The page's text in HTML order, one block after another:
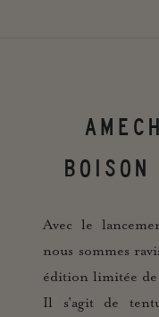
Avec le
nous sommes
édition limitée de
Il s'agit de